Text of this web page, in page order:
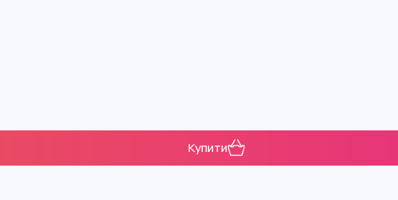
Купити